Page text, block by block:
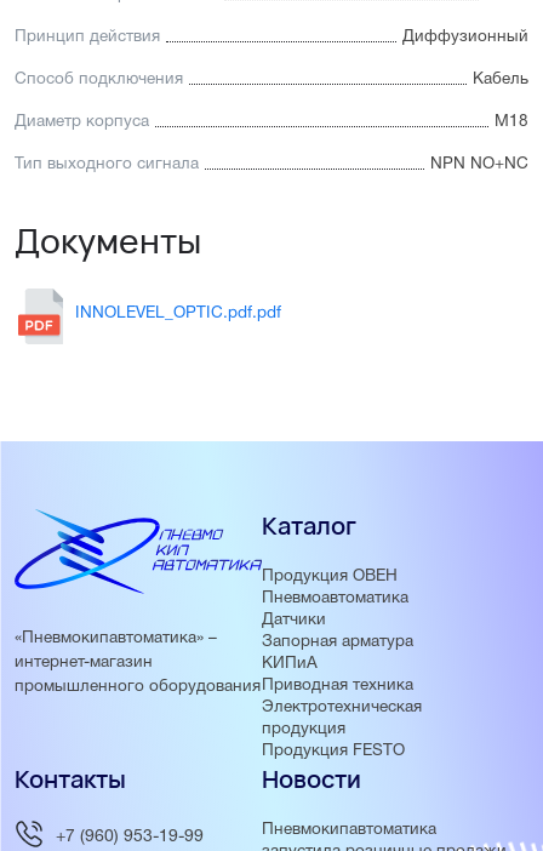
Принцип действия Диффузионный
Способ подключения Кабель
Диаметр корпуса М18
Тип выходного сигнала NPN NO+NC
Документы
INNOLEVEL_OPTIC.pdf.pdf
«Пневмокипавтоматика» –
интернет-магазин
промышленного оборудования
Каталог
Продукция ОВЕН
Пневмоавтоматика
Датчики
Запорная арматура
КИПиА
Приводная техника
Электротехническая
продукция
Продукция FESTO
Новости
Пневмокипавтоматика
Контакты
+7 (960) 953-19-99